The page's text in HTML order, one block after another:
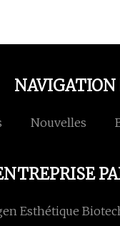
NAVIGATION
Nouvelles
Esthétique